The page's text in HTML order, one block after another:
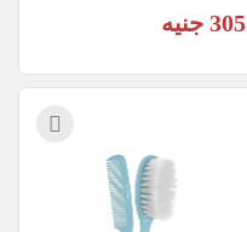
305 جنيه